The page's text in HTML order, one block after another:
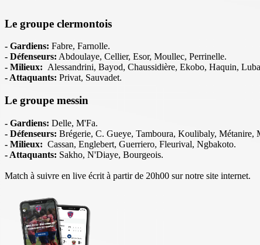
Le groupe clermontois
- Gardiens: Fabre, Farnolle.
- Défenseurs: Abdoulaye, Cellier, Esor, Moullec, Perrinelle.
- Milieux: Alessandrini, Bayod, Chaussidière, Ekobo, Haquin,
- Attaquants: Privat, Sauvadet.
Le groupe messin
- Gardiens: Delle, M'Fa.
- Défenseurs: Brégerie, C. Gueye, Tamboura, Koulibaly, Métanire,
- Milieux: Cassan, Englebert, Guerriero, Fleurival, Ngbakoto.
- Attaquants: Sakho, N'Diaye, Bourgeois.
Match à suivre en live écrit à partir de 20h00 sur notre site internet.